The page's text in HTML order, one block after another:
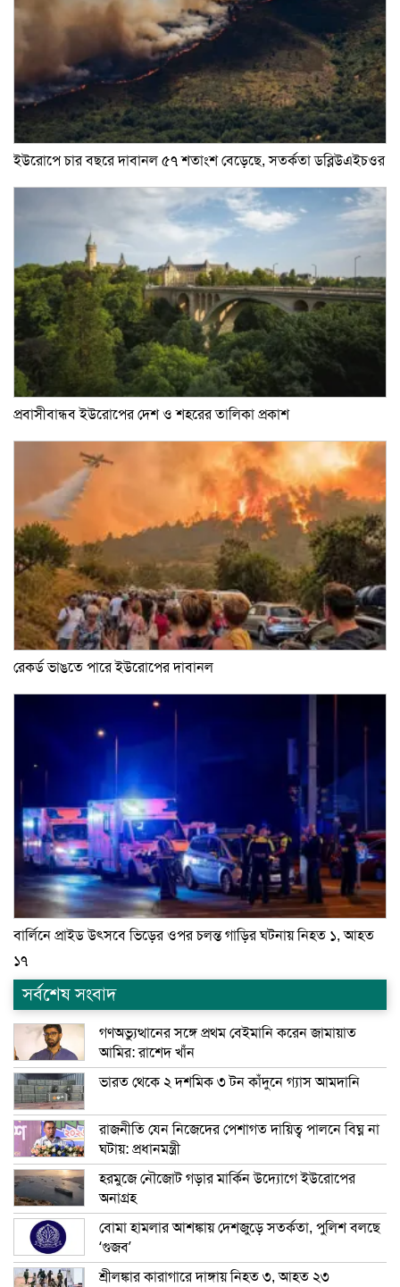
ইউরোপে চার বছরে দাবানল ৫৭ শতাংশ বেড়েছে, সতর্কতা ডব্লিউএইচওর
প্রবাসীবান্ধব ইউরোপের দেশ ও শহরের তালিকা প্রকাশ
রেকর্ড ভাঙতে পারে ইউরোপের দাবানল
বার্লিনে প্রাইড উৎসবে ভিড়ের ওপর চলন্ত গাড়ির ঘটনায় নিহত ১, আহত
১৭
সর্বশেষ সংবাদ
গণঅভ্যুত্থানের সঙ্গে প্রথম বেইমানি করেন জামায়াত
আমির: রাশেদ খাঁন
ভারত থেকে ২ দশমিক ৩ টন কাঁদুনে গ্যাস আমদানি
রাজনীতি যেন নিজেদের পেশাগত দায়িত্ব পালনে বিঘ্ন না
ঘটায়: প্রধানমন্ত্রী
হরমুজে নৌজোট গড়ার মার্কিন উদ্যোগে ইউরোপের
অনাগ্রহ
বোমা হামলার আশঙ্কায় দেশজুড়ে সতর্কতা, পুলিশ বলছে
‘গুজব’
শ্রীলঙ্কার কারাগারে দাঙ্গায় নিহত ৩, আহত ২৩